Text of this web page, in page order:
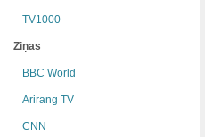
TV1000
Ziņas
BBC World
Arirang TV
CNN